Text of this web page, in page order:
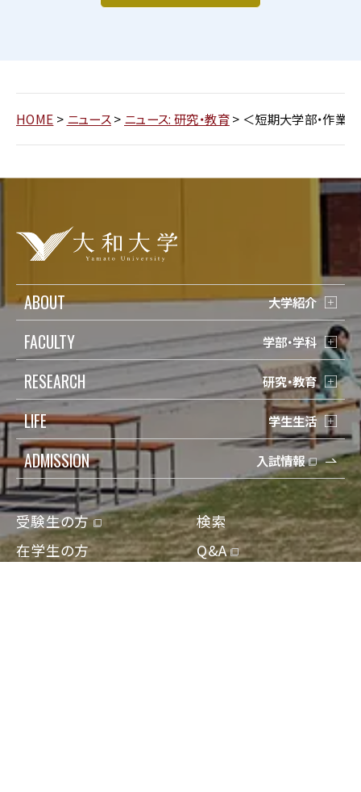
HOME > ニュース> ニュース: 研究・教育> ＜短期大学部・作業
ABOUT 大学紹介
FACULTY 学部・学科
RESEARCH 研究・教育
LIFE 学生生活
ADMISSION 入試情報
受験生の方
在学生の方
検索
Q&A